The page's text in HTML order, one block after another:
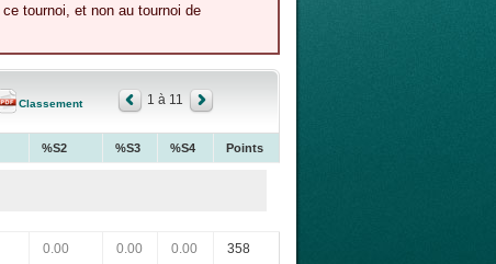
tournoi, et non au tournoi de
Classement 1 à 11
%S2 %S3 %S4 Points
0.00 0.00 0.00 358